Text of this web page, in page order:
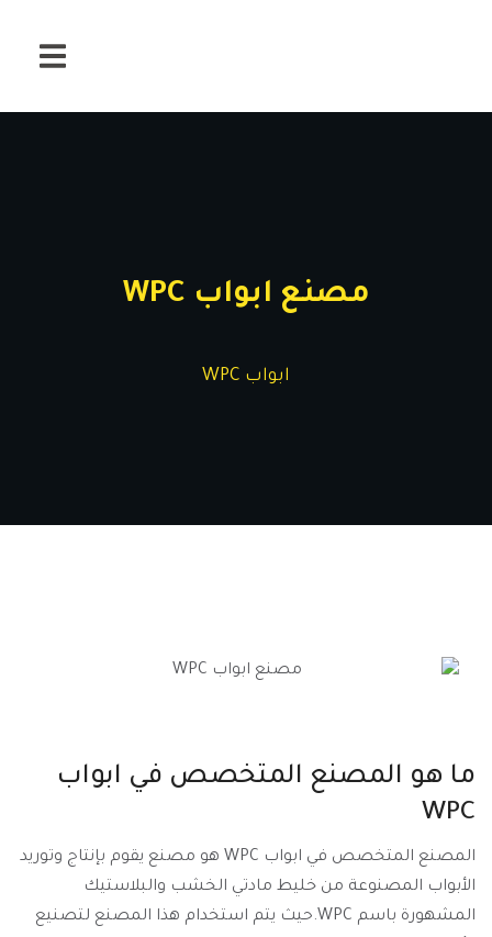
مصنع ابواب WPC
ابواب WPC
ما هو المصنع المتخصص في ابواب
WPC
المصنع المتخصص في ابواب WPC هو مصنع يقوم بإنتاج وتوريد
الأبواب المصنوعة من خليط مادتي الخشب والبلاستيك
المشهورة باسم WPC.حيث يتم استخدام هذا المصنع لتصنيع